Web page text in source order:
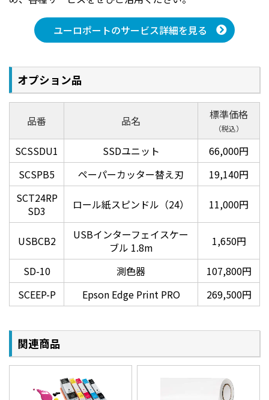
ポスターA1（横）16秒を実現する2.64インチ
ヘッド
スターA1（横）16秒（注）で大量印刷時の時間短縮を
可能にしました。
左：従来機ヘッド PrecisionCore TFP printhead（SC-
P8050/SC-P6050シリーズ）
右：新ヘッド PrecisionCore MicroTFP printhead（SC-
P6550D/SC-P6550DE/SC-P6550E）
普通紙ロール ＜厚手/薄手＞ A1、300dpi×600dpi、ドラフ
ト、双方向印刷オン。
効率化に貢献
異なる種類やサイズのメディアを印刷に応じて自動切
同じ種類/サイズのメディアをセットすれば給紙容量2
ユーロポートのサービス詳細を見る
オプション品
品番 品名 標準価格
（税込）
SCSSDU1 SSDユニット
66,000円
SCSPB5
ペーパーカッター替え刃
19,140円
SCT24RP
SD3
ロール紙スピンドル（24） 11,000円
USBCB2
USBインターフェイスケー
ブル 1.8m
1,650円
SD-10 測色器
107,800円
SCEEP-P
Epson Edge Print PRO 269,500円
関連商品